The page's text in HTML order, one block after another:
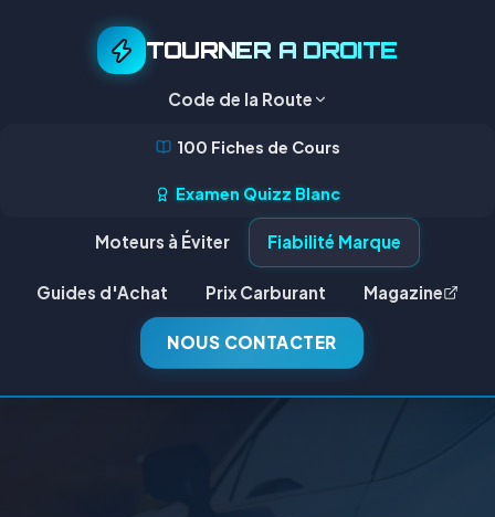
TOURNER A DROITE
Code de la Route
100 Fiches de Cours
Examen Quizz Blanc
Moteurs à Éviter Fiabilité Marque
Guides d'Achat Prix Carburant Magazine
NOUS CONTACTER